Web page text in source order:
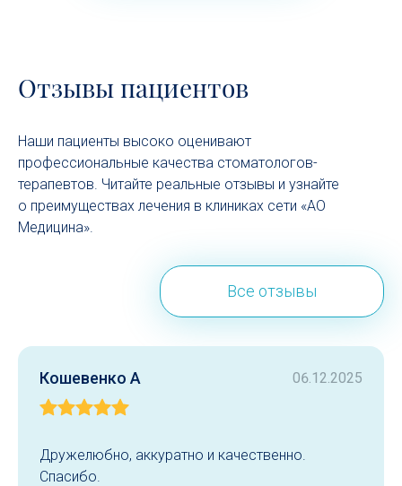
Отзывы пациентов
Наши пациенты высоко оценивают
профессиональные качества стоматологов-
терапевтов. Читайте реальные отзывы и узнайте
о преимуществах лечения в клиниках сети «АО
Медицина».
Все отзывы
Кошевенко А 06.12.2025
Дружелюбно, аккуратно и качественно.
Спасибо.